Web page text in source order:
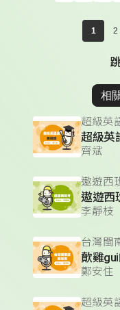
1 2
相
超級英
齊斌
遨遊西
遨遊西
李靜枝
台灣閩
歕雞
鄭安住
超級英